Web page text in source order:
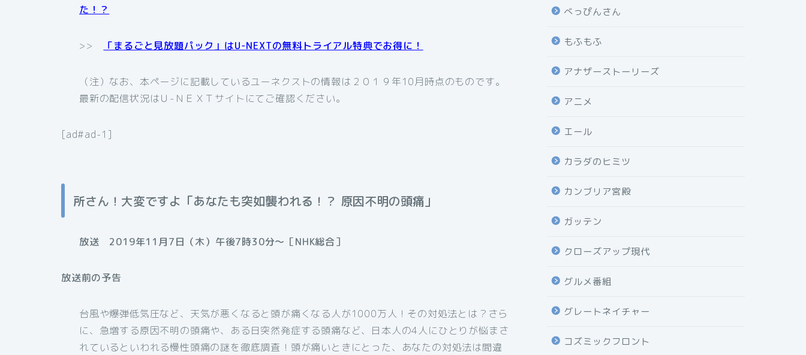
た！？
>> 「まるごと見放題パック」はU-NEXTの無料トライアル特典でお得に！
（注）なお、本ページに記載しているユーネクストの情報は２０１９年10月時点のものです。
最新の配信状況はＵ-ＮＥＸＴサイトにてご確認ください。
[ad#ad-1]
所さん！大変ですよ「あなたも突如襲われる！？ 原因不明の頭痛」
放送 2019年11月7日（木）午後7時30分～［NHK総合］
放送前の予告
台風や爆弾低気圧など、天気が悪くなると頭が痛くなる人が1000万人！その対処法とは？さら
に、急増する原因不明の頭痛や、ある日突然発症する頭痛など、日本人の4人にひとりが悩まさ
れているといわれる慢性頭痛の謎を徹底調査！頭が痛いときにとった、あなたの対処法は間違
べっぴんさん
もふもふ
アナザーストーリーズ
アニメ
エール
カラダのヒミツ
カンブリア宮殿
ガッテン
クローズアップ現代
グルメ番組
グレートネイチャー
コズミックフロント